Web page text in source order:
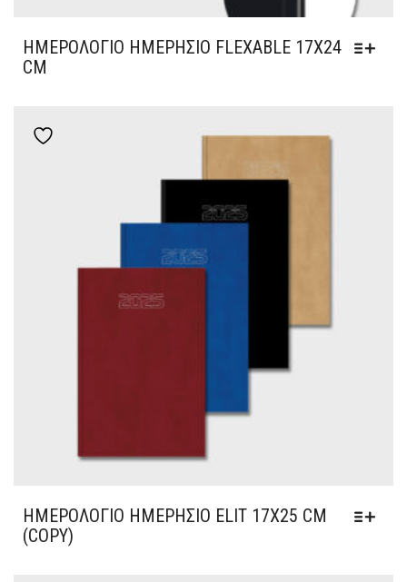
ΗΜΕΡΟΛΌΓΙΟ ΗΜΕΡΉΣΙΟ FLEXABLE 17Χ24
CM
ΗΜΕΡΟΛΌΓΙΟ ΗΜΕΡΉΣΙΟ ELIT 17Χ25 CM
(COPY)